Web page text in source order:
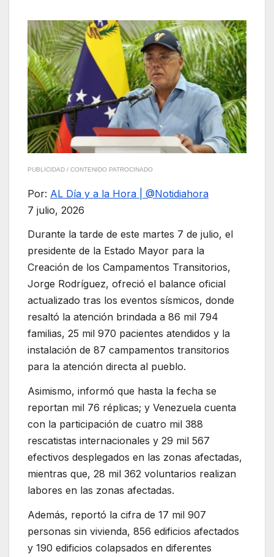
PUBLICIDAD / CONTENIDO PATROCINADO
Por: AL Día y a la Hora | @Notidiahora
7 julio, 2026
Durante la tarde de este martes 7 de julio, el
presidente de la Estado Mayor para la
Creación de los Campamentos Transitorios,
Jorge Rodríguez, ofreció el balance oficial
actualizado tras los eventos sísmicos, donde
resaltó la atención brindada a 86 mil 794
familias, 25 mil 970 pacientes atendidos y la
instalación de 87 campamentos transitorios
para la atención directa al pueblo.
Asimismo, informó que hasta la fecha se
reportan mil 76 réplicas; y Venezuela cuenta
con la participación de cuatro mil 388
rescatistas internacionales y 29 mil 567
efectivos desplegados en las zonas afectadas,
mientras que, 28 mil 362 voluntarios realizan
labores en las zonas afectadas.
Además, reportó la cifra de 17 mil 907
personas sin vivienda, 856 edificios afectados
y 190 edificios colapsados en diferentes